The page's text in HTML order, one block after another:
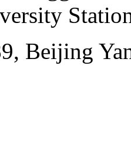
Beijing